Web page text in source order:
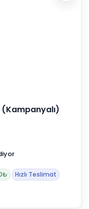
Hızlı Teslimat